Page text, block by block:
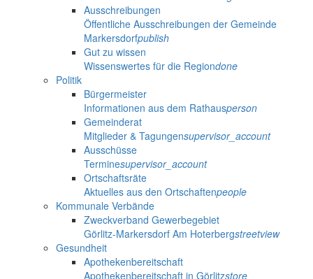
Ausschreibungen
Öffentliche Ausschreibungen der Gemeinde
Markersdorfpublish
Gut zu wissen
Wissenswertes für die Regiondone
Politik
Bürgermeister
Informationen aus dem Rathausperson
Gemeinderat
Mitglieder & Tagungensupervisor_account
Ausschüsse
Terminesupervisor_account
Ortschaftsräte
Aktuelles aus den Ortschaftenpeople
Kommunale Verbände
Zweckverband Gewerbegebiet
Görlitz-Markersdorf Am Hoterbergstreetview
Gesundheit
Apothekenbereitschaft
Apothekenbereitschaft in Görlitzstore